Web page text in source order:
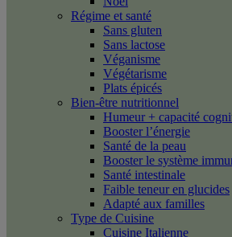
Régime et santé
Sans gluten
Sans lactose
Véganisme
Végétarisme
Plats épicés
Bien-être nutritionnel
Humeur + capacité
Booster l’énergie
Santé de la peau
Booster le système
Santé intestinale
Faible teneur en glucides
Adapté aux familles
Type de Cuisine
Cuisine Italienne